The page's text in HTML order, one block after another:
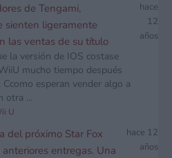
de Tengami,
sienten ligeramente
las ventas de su título
la versión de IOS costase
mucho tiempo después
Ccomo esperan vender algo a
otra ...
hace
12
años
U
del próximo Star Fox
anteriores entregas. Una
hace 12
años